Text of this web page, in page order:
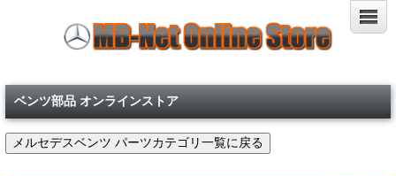
ベンツ部品 オンラインストア